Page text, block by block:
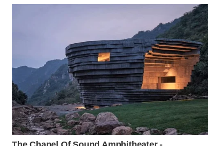
BINTAN
WN
LIKUPANG
WN
LABUANBAJO
WN